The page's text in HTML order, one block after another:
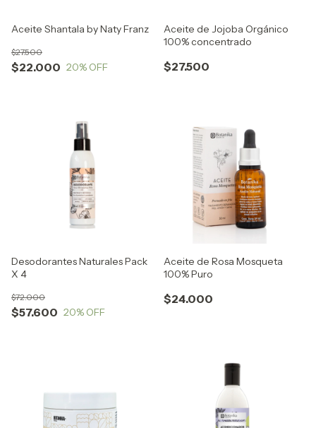
Aceite Shantala by Naty Franz
$22.000
$27.500
20% OFF
Aceite de Jojoba Orgánico
100% concentrado
$27.500
Desodorantes Naturales Pack
X 4
$57.600
$72.000
20% OFF
Aceite de Rosa Mosqueta
100% Puro
$24.000